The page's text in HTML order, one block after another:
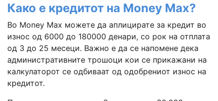
Како е кредитот на Money Max?
Во Money Max можете да аплицирате за кредит во
износ од 6000 до 180000 денари, со рок на отплата
од 3 до 25 месеци. Важно е да се напомене дека
административните трошоци кои се прикажани на
калкулаторот се одбиваат од одобрениот износ на
кредитот.